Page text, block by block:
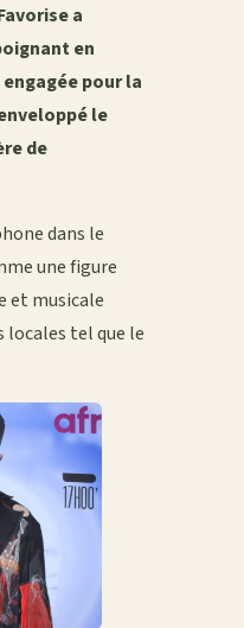
a
en
pour la
le
de
dans le
une figure
et musicale
locales tel que le